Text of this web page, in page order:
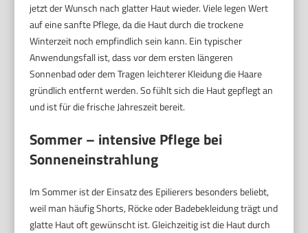
jetzt der Wunsch nach glatter Haut wieder. Viele legen Wert
auf eine sanfte Pflege, da die Haut durch die trockene
Winterzeit noch empfindlich sein kann. Ein typischer
Anwendungsfall ist, dass vor dem ersten längeren
Sonnenbad oder dem Tragen leichterer Kleidung die Haare
gründlich entfernt werden. So fühlt sich die Haut gepflegt an
und ist für die frische Jahreszeit bereit.
Sommer – intensive Pflege bei
Sonneneinstrahlung
Im Sommer ist der Einsatz des Epilierers besonders beliebt,
weil man häufig Shorts, Röcke oder Badebekleidung trägt und
glatte Haut oft gewünscht ist. Gleichzeitig ist die Haut durch